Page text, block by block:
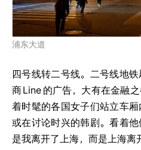
浦东大道
四号线转二号线。二号线地
商Line 的广告，大有在金融
着时髦的各国女子们站立车厢
或在讨论时兴的韩剧。看着
是我离开了上海，而是上海离